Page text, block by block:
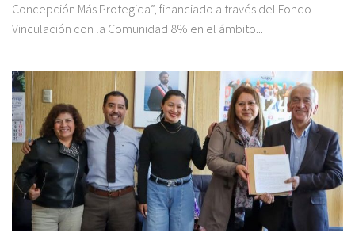
Concepción Más Protegida”, financiado a través del Fondo
Vinculación con la Comunidad 8% en el ámbito...